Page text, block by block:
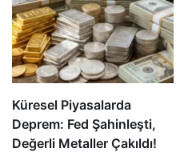
Küresel Piyasalarda
Deprem: Fed Şahinleşti,
Değerli Metaller Çakıldı!